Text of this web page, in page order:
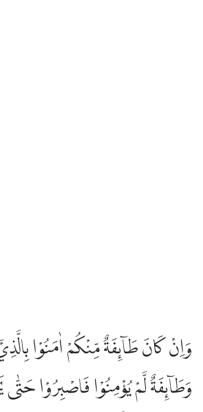
وَاِنْ كَانَ طَاۤىِٕفَةٌ مِّنْكُمْ اٰمَنُوْا
وَطَاۤىِٕفَةٌ لَّمْ يُؤْمِنُوْا فَاصْبِرُوْا حَتّٰى